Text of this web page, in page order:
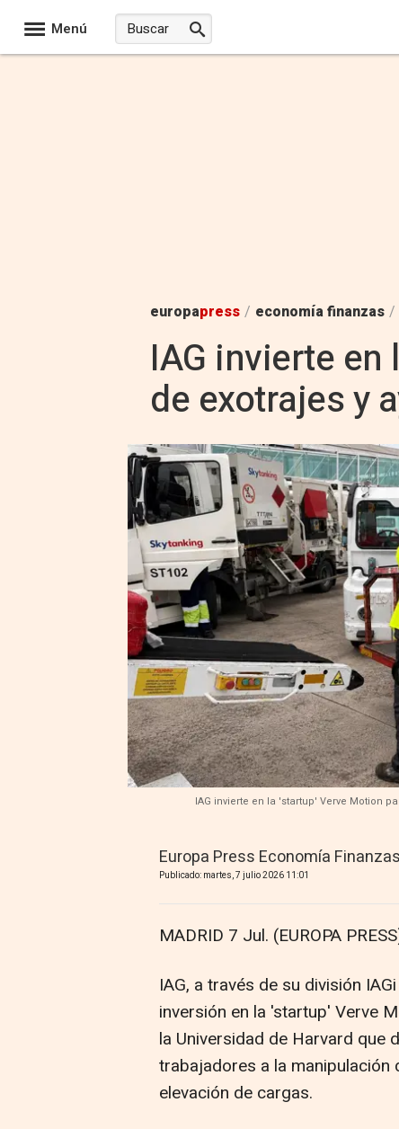
Menú
europapress / economía finanzas /
IAG invierte
de exotrajes y
IAG invierte en la 'startup' Verve Motion
Europa Press Economía Finanzas
Publicado: martes, 7 julio 2026 11:01
MADRID 7 Jul. (EUROPA
IAG, a través de su división
inversión en la 'startup' Verve
la Universidad de Harvard que
trabajadores a la
elevación de cargas.